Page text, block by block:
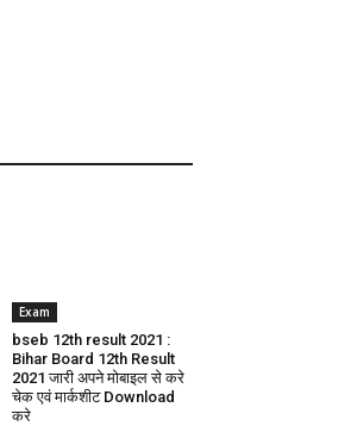
Exam
bseb 12th result 2021 :
Bihar Board 12th Result
2021 जारी अपने मोबाइल से करे
चेक एवं मार्कशीट Download
करे